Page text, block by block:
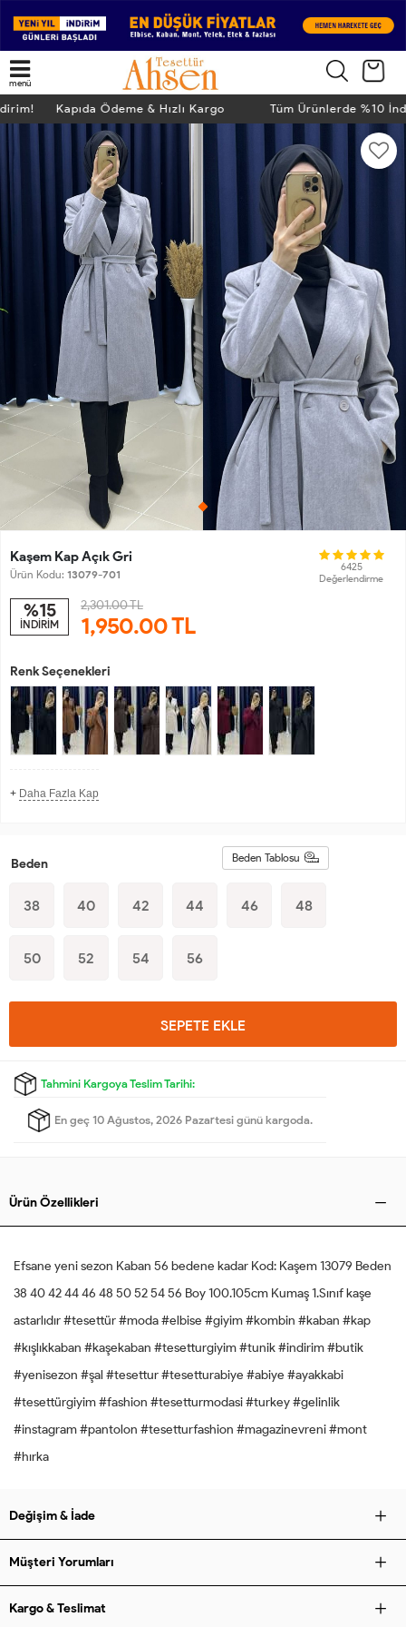
menü
Kapıda Ödeme & Hızlı Kargo Tüm Ürünlerde %10
Kaşem Kap Açık Gri
Ürün Kodu: 13079-701
6425
Değerlendirme
%15
İNDİRİM
2,301.00 TL
1,950.00TL
Renk Seçenekleri
+ Daha Fazla Kap
Beden Tablosu
Beden
38 40 42 44 46 48
50 52 54 56
SEPETE EKLE
Tahmini Kargoya Teslim Tarihi:
En geç 10 Ağustos, 2026 Pazartesi günü kargoda.
Ürün Özellikleri
Efsane yeni sezon Kaban 56 bedene kadar Kod: Kaşem 13079 Beden
38 40 42 44 46 48 50 52 54 56 Boy 100.105cm Kumaş 1.Sınıf kaşe
astarlıdır #tesettür #moda #elbise #giyim #kombin #kaban #kap
#kışlıkkaban #kaşekaban #tesetturgiyim #tunik #indirim #butik
#yenisezon #şal #tesettur #tesetturabiye #abiye #ayakkabi
#tesettürgiyim #fashion #tesetturmodasi #turkey #gelinlik
#instagram #pantolon #tesetturfashion #magazinevreni #mont
#hırka
Değişim & İade
Müşteri Yorumları
Kargo & Teslimat